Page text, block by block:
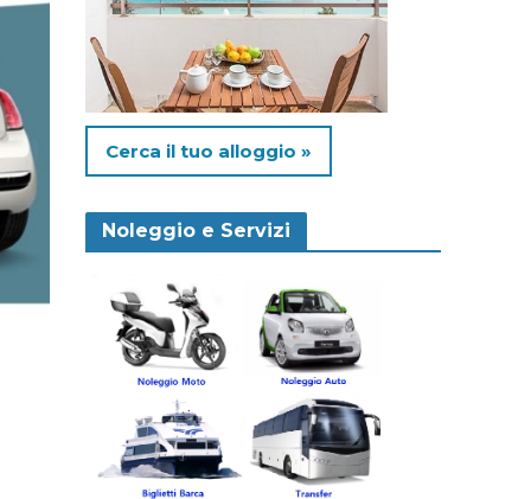
Cerca il tuo alloggio »
Noleggio e Servizi